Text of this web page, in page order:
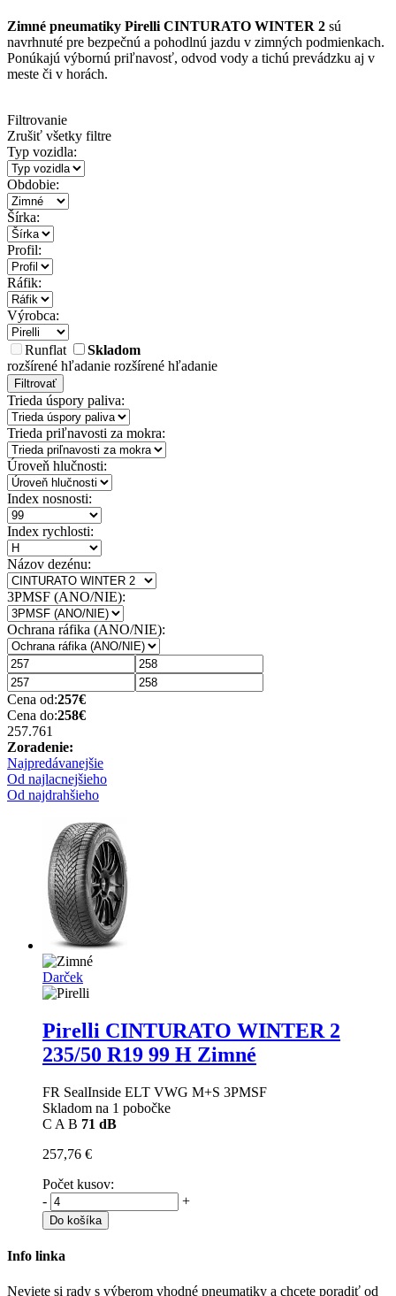
Zimné pneumatiky Pirelli CINTURATO WINTER 2 sú
navrhnuté pre bezpečnú a pohodlnú jazdu v zimných podmienkach.
Ponúkajú výbornú priľnavosť, odvod vody a tichú prevádzku aj v
meste či v horách.
Filtrovanie
Zrušiť všetky filtre
Typ vozidla:
Obdobie:
Šírka:
Profil:
Ráfik:
Výrobca:
Runflat
Skladom
rozšírené hľadanie rozšírené hľadanie
Filtrovať
Trieda úspory paliva:
Trieda priľnavosti za mokra:
Úroveň hlučnosti:
Index nosnosti:
Index rychlosti:
Názov dezénu:
3PMSF (ANO/NIE):
Ochrana ráfika (ANO/NIE):
Cena od:257€
Cena do:258€
257.761
Zoradenie:
Najpredávanejšie
Od najlacnejšieho
Od najdrahšieho
Darček
Pirelli CINTURATO WINTER 2
235/50 R19 99 H Zimné
FR SealInside ELT VWG M+S 3PMSF
Skladom na 1 pobočke
C A B 71 dB
257,76 €
Počet kusov:
-
+
Do košíka
Info linka
Neviete si rady s výberom vhodné pneumatiky a chcete poradiť od